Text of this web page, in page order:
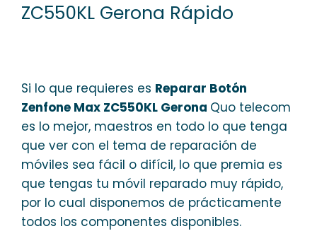
ZC550KL Gerona Rápido
Si lo que requieres es Reparar Botón
Zenfone Max ZC550KL Gerona Quo telecom
es lo mejor, maestros en todo lo que tenga
que ver con el tema de reparación de
móviles sea fácil o difícil, lo que premia es
que tengas tu móvil reparado muy rápido,
por lo cual disponemos de prácticamente
todos los componentes disponibles.